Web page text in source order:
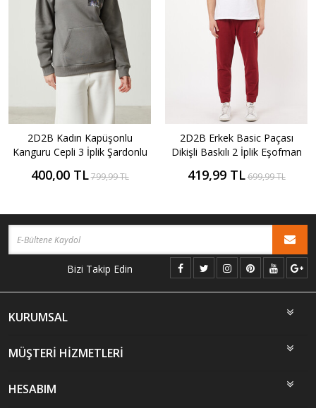
2D2B Kadın Kapüşonlu
Kanguru Cepli 3 İplik Şardonlu
400,00 TL799,99 TL
2D2B Erkek Basic Paçası
Dikişli Baskılı 2 İplik Eşofman
419,99 TL699,99 TL
Bizi Takip Edin
KURUMSAL
MÜŞTERİ HİZMETLERİ
HESABIM